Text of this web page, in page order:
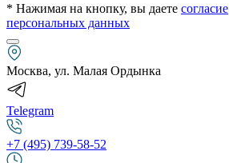
* Нажимая на кнопку, вы даете согласие
персональных данных
Москва, ул. Малая Ордынка
Telegram
+7 (495) 739-58-52